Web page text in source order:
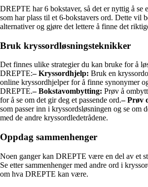
DREPTE har 6 bokstaver, så det er nyttig å se
som har plass til et 6-bokstavers ord. Dette vil
alternativer og gjøre det lettere å finne det
Bruk kryssordløsningsteknikker
Det finnes ulike strategier du kan bruke for å
DREPTE:– Kryssordhjelp: Bruk en
online kryssordhjelper for å finne synonymer
DREPTE.– Bokstavombytting: Prøv å
for å se om det gir deg et passende ord.– Prøv
som passer inn i kryssordsløsningen og se om
med de andre kryssordledetrådene.
Oppdag sammenhenger
Noen ganger kan DREPTE være en del av et
Se etter sammenhenger med andre ord i
om hva DREPTE kan være.